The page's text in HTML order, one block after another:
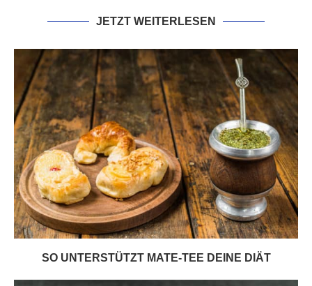
JETZT WEITERLESEN
SO UNTERSTÜTZT MATE-TEE DEINE DIÄT